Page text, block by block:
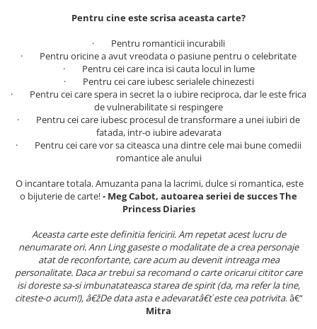
Carti pentru Adolescenti, Young
Crime, Thriller, Mistery
Literatura Romana
Literatura Universala
Poezie
romantice
Senzatii/Erotic
Senzatii/Suspans
Senzatii/Thriller
SF & Fantasy
Pentru cine este scrisa aceasta carte?
· Pentru romanticii incurabili
· Pentru oricine a avut vreodata o pasiune pentru o celebritate
· Pentru cei care inca isi cauta locul in lume
· Pentru cei care iubesc serialele chinezesti
· Pentru cei care spera in secret la o iubire reciproca, dar le este frica
de vulnerabilitate si respingere
· Pentru cei care iubesc procesul de transformare a unei iubiri de
fatada, intr-o iubire adevarata
· Pentru cei care vor sa citeasca una dintre cele mai bune comedii
romantice ale anului
O incantare totala. Amuzanta pana la lacrimi, dulce si romantica, este
o bijuterie de carte!- Meg Cabot, autoarea seriei de succes The
Princess Diaries
Aceasta carte este definitia fericirii. Am repetat acest lucru de
nenumarate ori. Ann Ling gaseste o modalitate de a crea personaje
atat de reconfortante, care acum au devenit intreaga mea
personalitate. Daca ar trebui sa recomand o carte oricarui cititor care
isi doreste sa-si imbunatateasca starea de spirit (da, ma refer la tine,
citeste-o acum!), â€žDe data asta e adevaratâ€ť este cea potrivita. â€“
Mitra